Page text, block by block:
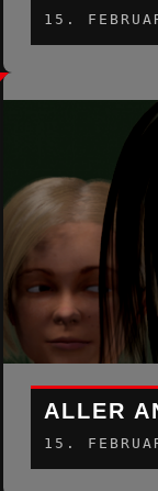
15.
ALLER
15.